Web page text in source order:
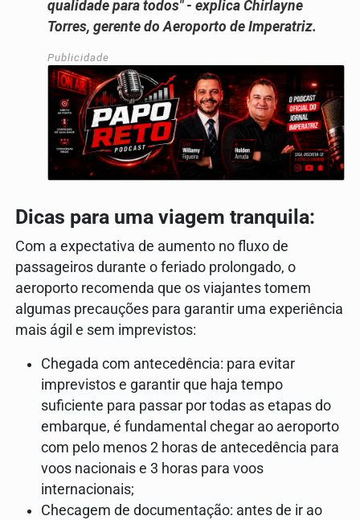
qualidade para todos" - explica Chirlayne
Torres, gerente do Aeroporto de Imperatriz.
Publicidade
Dicas para uma viagem tranquila:
Com a expectativa de aumento no fluxo de
passageiros durante o feriado prolongado, o
aeroporto recomenda que os viajantes tomem
algumas precauções para garantir uma experiência
mais ágil e sem imprevistos:
Chegada com antecedência: para evitar
imprevistos e garantir que haja tempo
suficiente para passar por todas as etapas do
embarque, é fundamental chegar ao aeroporto
com pelo menos 2 horas de antecedência para
voos nacionais e 3 horas para voos
internacionais;
Checagem de documentação: antes de ir ao